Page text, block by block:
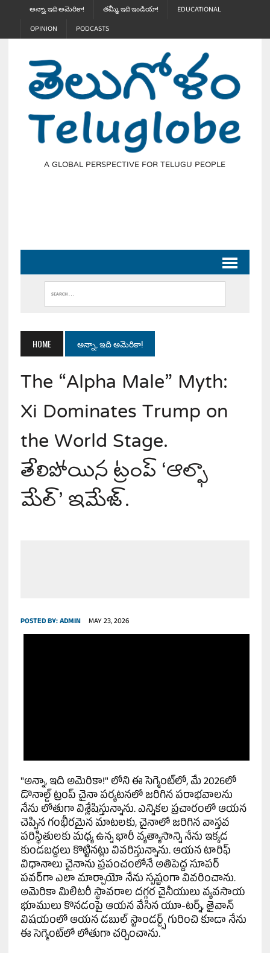
అన్నా, ఇది అమెరికా! తమ్మీ, ఇది ఇండియా!
EDUCATIONAL
OPINION
PODCASTS
A GLOBAL PERSPECTIVE FOR TELUGU PEOPLE
HOME అన్నా, ఇది అమెరికా!
The “Alpha Male” Myth:
Xi Dominates Trump on
the World Stage.
తేలిపోయిన ట్రంప్ ‘ఆల్ఫా
మేల్’ ఇమేజ్.
POSTED BY:ADMIN MAY 23, 2026
"అన్నా, ఇది అమెరికా!" లోని ఈ సెగ్మెంట్‌లో, మే 2026లో
డొనాల్డ్ ట్రంప్ చైనా పర్యటనలో జరిగిన పరాభవాలను
నేను లోతుగా విశ్లేషిస్తున్నాను. ఎన్నికల ప్రచారంలో ఆయన
చెప్పిన గంభీరమైన మాటలకు, చైనాలో జరిగిన వాస్తవ
పరిస్థితులకు మధ్య ఉన్న భారీ వ్యత్యాసాన్ని నేను ఇక్కడ
కుండబద్దలు కొట్టినట్లు వివరిస్తున్నాను. ఆయన టారిఫ్
విధానాలు చైనాను ప్రపంచంలోనే అతిపెద్ద సూపర్
పవర్‌గా ఎలా మార్చాయో నేను స్పష్టంగా వివరించాను.
అమెరికా మిలిటరీ స్థావరాల దగ్గర చైనీయులు వ్యవసాయ
భూములు కొనడంపై ఆయన వేసిన యూ-టర్న్, తైవాన్
విషయంలో ఆయన డబుల్ స్టాండర్డ్స్ గురించి కూడా నేను
ఈ సెగ్మెంట్‌లో లోతుగా చర్చించాను.